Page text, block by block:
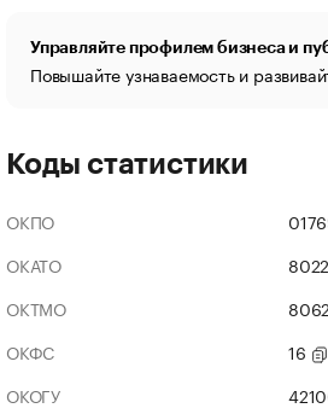
Управляйте профилем бизнеса и
Повышайте узнаваемость и
Коды статистики
ОКПО
ОКАТО
ОКТМО
ОКФС
16
ОКОГУ